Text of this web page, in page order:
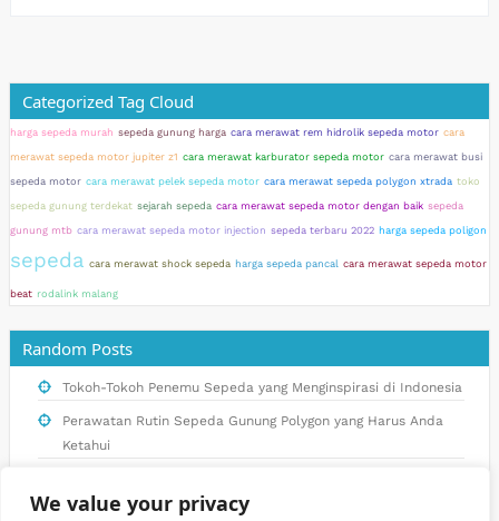
We value your privacy
Categorized Tag Cloud
harga sepeda murah sepeda gunung harga cara merawat rem hidrolik sepeda motor cara
merawat sepeda motor jupiter z1 cara merawat karburator sepeda motor cara merawat busi
sepeda motor cara merawat pelek sepeda motor cara merawat sepeda polygon xtrada toko
sepeda gunung terdekat sejarah sepeda cara merawat sepeda motor dengan baik sepeda
gunung mtb cara merawat sepeda motor injection sepeda terbaru 2022 harga sepeda poligon
sepeda cara merawat shock sepeda harga sepeda pancal cara merawat sepeda motor
beat rodalink malang
Random Posts
Tokoh-Tokoh Penemu Sepeda yang Menginspirasi di Indonesia
Perawatan Rutin Sepeda Gunung Polygon yang Harus Anda
Ketahui
dan Benar